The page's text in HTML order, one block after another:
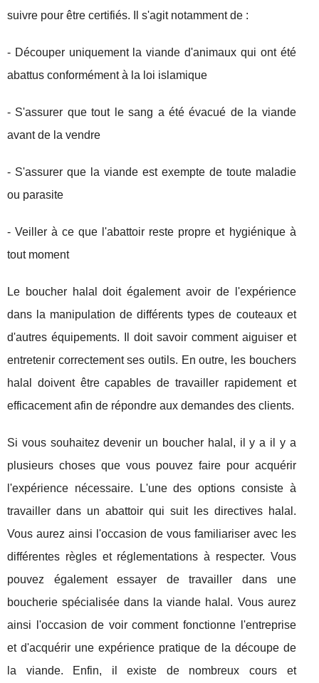
suivre pour être certifiés. Il s'agit notamment de :
- Découper uniquement la viande d'animaux qui ont été
abattus conformément à la loi islamique
- S'assurer que tout le sang a été évacué de la viande
avant de la vendre
- S'assurer que la viande est exempte de toute maladie
ou parasite
- Veiller à ce que l'abattoir reste propre et hygiénique à
tout moment
Le boucher halal doit également avoir de l'expérience
dans la manipulation de différents types de couteaux et
d'autres équipements. Il doit savoir comment aiguiser et
entretenir correctement ses outils. En outre, les bouchers
halal doivent être capables de travailler rapidement et
efficacement afin de répondre aux demandes des clients.
Si vous souhaitez devenir un boucher halal, il y a il y a
plusieurs choses que vous pouvez faire pour acquérir
l'expérience nécessaire. L'une des options consiste à
travailler dans un abattoir qui suit les directives halal.
Vous aurez ainsi l'occasion de vous familiariser avec les
différentes règles et réglementations à respecter. Vous
pouvez également essayer de travailler dans une
boucherie spécialisée dans la viande halal. Vous aurez
ainsi l'occasion de voir comment fonctionne l'entreprise
et d'acquérir une expérience pratique de la découpe de
la viande. Enfin, il existe de nombreux cours et